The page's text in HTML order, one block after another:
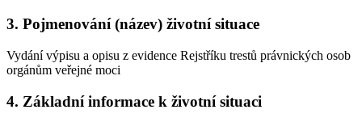
3. Pojmenování (název) životní situace
Vydání výpisu a opisu z evidence Rejstříku trestů právnických osob
orgánům veřejné moci
4. Základní informace k životní situaci